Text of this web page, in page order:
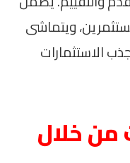
ويتماشى
الاستثمارات
من خلال